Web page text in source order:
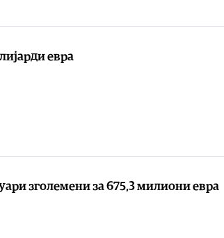
евра
зголемени за 675,3 милиони евра